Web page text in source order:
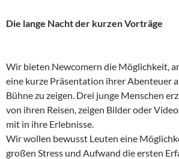
Die lange Nacht der kurzen Vorträge
Wir bieten Newcomern die Möglichkeit,
eine kurze Präsentation ihrer Abenteuer
Bühne zu zeigen. Drei junge Menschen
von ihren Reisen, zeigen Bilder oder
mit in ihre Erlebnisse.
Wir wollen bewusst Leuten eine
großen Stress und Aufwand die ersten